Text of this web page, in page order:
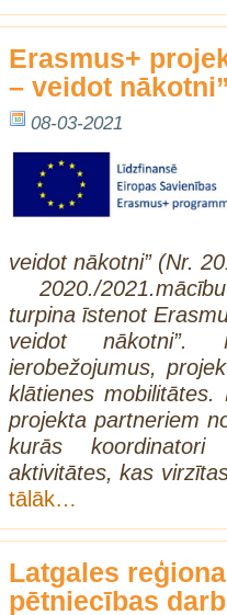
Erasmus+
– veidot
08-03-2021
veidot nākotni” (Nr.
2020./
turpina īstenot
veidot nākotni”.
ierobežojumus,
klātienes
projekta partneriem
kurās
aktivitātes, kas
tālāk…
Latgales
pētniecības